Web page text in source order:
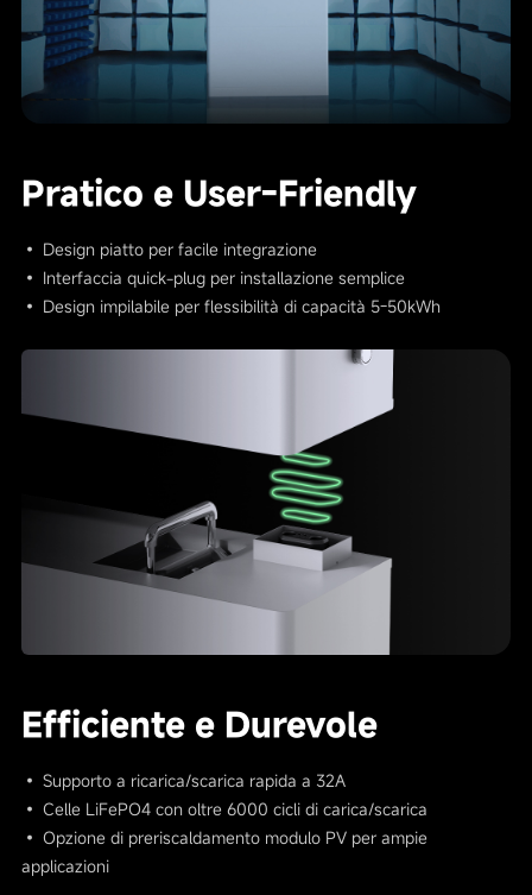
Pratico e User-Friendly
• Design piatto per facile integrazione
• Interfaccia quick-plug per installazione semplice
• Design impilabile per flessibilità di capacità 5-50kWh
Efficiente e Durevole
• Supporto a ricarica/scarica rapida a 32A
• Celle LiFePO4 con oltre 6000 cicli di carica/scarica
• Opzione di preriscaldamento modulo PV per ampie
applicazioni